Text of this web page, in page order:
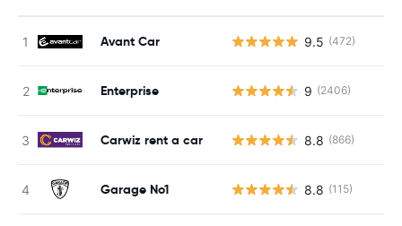
Avant Car 9.5 (472)
Enterprise 9 (2406)
Carwiz rent a car 8.8 (866)
Garage No1 8.8 (115)